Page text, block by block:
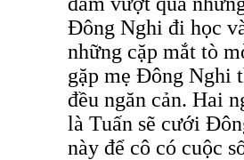
Đông Nghi đi học
những cặp mắt tò
gặp mẹ Đông Nghi
đều ngăn cản. Hai
là Tuấn sẽ cưới
này để cô có cuộc